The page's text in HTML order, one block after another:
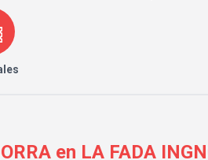
en LA FADA